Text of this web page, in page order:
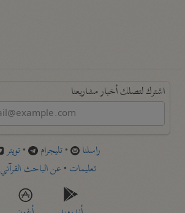
اشترك لتصلك أخبار مشاريعنا
راسلنا •تليجرام •تويتر
تعليمات •عن الباحث القرآني